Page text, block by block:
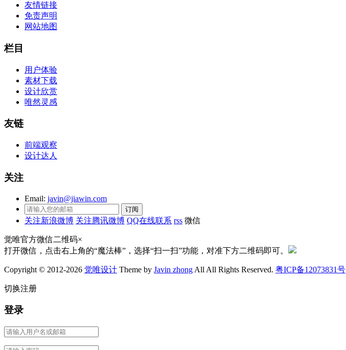
友情链接
免责声明
网站地图
栏目
用户体验
素材下载
设计欣赏
唯然灵感
友链
前端观察
设计达人
关注
Email: javin@jiawin.com
关注新浪微博 关注腾讯微博 QQ在线联系 rss 微信
觉唯官方微信二维码×
打开微信，点击右上角的“魔法棒”，选择“扫一扫”功能，对准下方二维码即可。
Copyright © 2012-2026 觉唯设计 Theme by Javin zhong All All Rights Reserved. 粤ICP备12073831号
切换注册
登录